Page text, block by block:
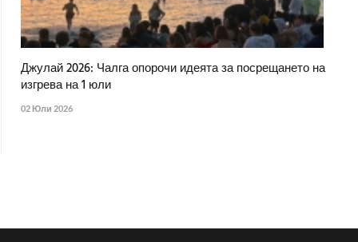
Джулай 2026: Чалга опорочи идеята за посрещането на
изгрева на 1 юли
02 Юли 2026